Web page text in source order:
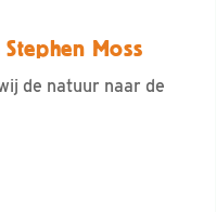
Moss
de natuur naar de